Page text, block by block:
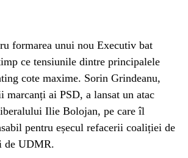
formarea unui nou Executiv bat
ce tensiunile dintre principalele
cote maxime. Sorin Grindeanu,
ai PSD, a lansat un atac
Ilie Bolojan, pe care îl
pentru eșecul refacerii coaliției de
de UDMR.